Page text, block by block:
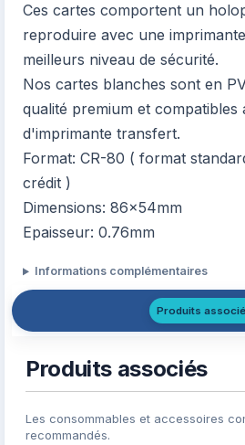
Ces cartes comportent un
reproduire avec une
meilleurs niveau de sécurité.
Nos cartes blanches sont en
qualité premium et compatibles
d'imprimante transfert.
Format: CR-80 ( format
crédit )
Dimensions: 86x54mm
Epaisseur: 0.76mm
Informations complémentaires
Produits
Produits associés
Les consommables et accessoires
recommandés.